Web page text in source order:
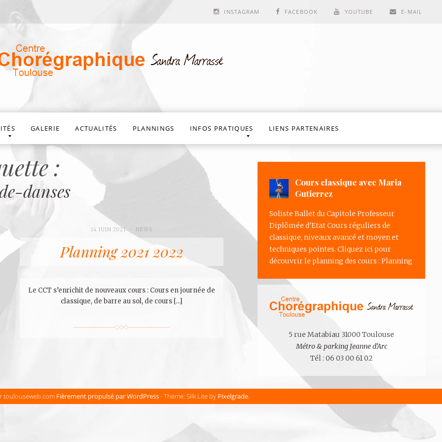
INSTAGRAM FACEBOOK YOUTUBE E-MAIL
s’exprimer
GALERIE ACTUALITÉS PLANNINGS INFOS PRATIQUES LIENS PARTENAIRES
:
danses
14 JUIN 2021 NEWS
Planning 2021 2022
Le CCT s’enrichit de nouveaux cours : Cours en journée de
classique, de barre au sol, de cours […]
Cours classique avec Maria
Gutierrez
Soliste Ballet du Capitole Professeur
Diplômée d’Etat Cours réguliers de
classique, niveaux avancé et moyen et
techniques pointes. Cliquez ici pour
découvrir le planning des cours : Planning
5 rue Matabiau 31000 Toulouse
Métro & parking Jeanne d’Arc
Tél : 06 03 00 61 02
toulouseweb.com Fièrement propulsé par WordPress-Theme: Silk Lite by Pixelgrade.